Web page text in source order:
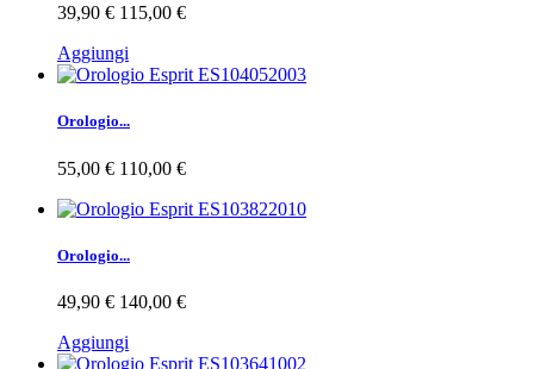
39,90 € 115,00 €
Aggiungi
Orologio...
55,00 € 110,00 €
Orologio...
49,90 € 140,00 €
Aggiungi